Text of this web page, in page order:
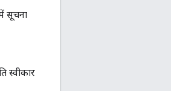
सूचना
स्वीकार